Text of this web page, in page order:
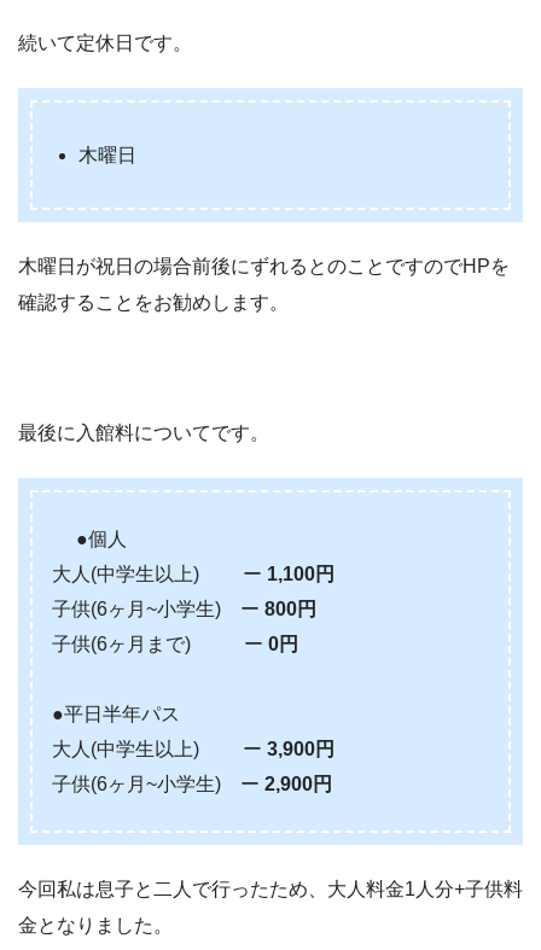
続いて定休日です。
木曜日
木曜日が祝日の場合前後にずれるとのことですのでHPを
確認することをお勧めします。
最後に入館料についてです。
●個人
大人(中学生以上) ー 1,100円
子供(6ヶ月~小学生) ー 800円
子供(6ヶ月まで) ー 0円
●平日半年パス
大人(中学生以上) ー 3,900円
子供(6ヶ月~小学生) ー 2,900円
今回私は息子と二人で行ったため、大人料金1人分+子供料
金となりました。